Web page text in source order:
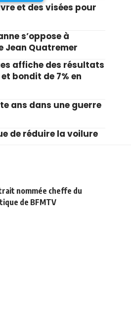
et des visées pour
s’oppose à
Jean Quatremer
affiche des résultats
bondit de 7% en
ans dans une guerre
de réduire la voilure
nommée cheffe du
de BFMTV